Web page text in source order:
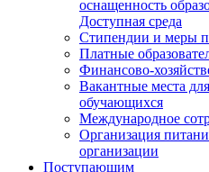
оснащенность
Доступная среда
Стипендии и меры
Платные
Финансово-
Вакантные места
обучающихся
Международное
Организация
организации
Поступающим